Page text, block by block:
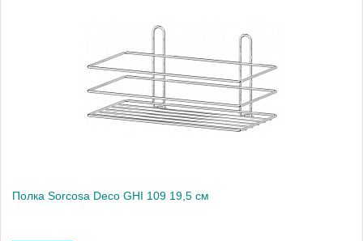
Полка Sorcosa Deco GHI 109 19,5 см